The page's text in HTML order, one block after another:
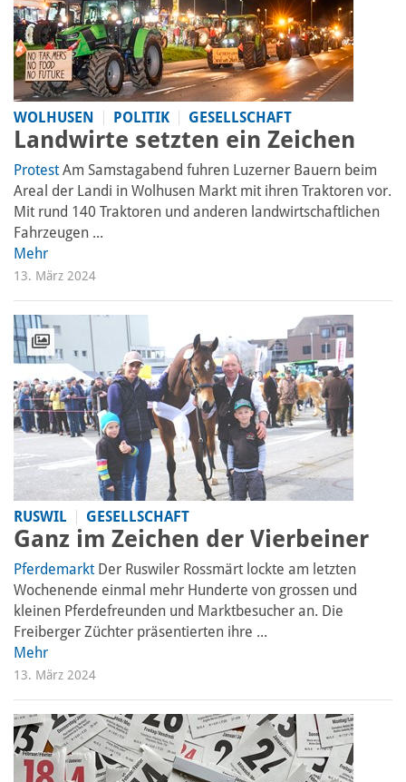
WOLHUSEN POLITIK GESELLSCHAFT
Landwirte setzten ein Zeichen
ProtestAm Samstagabend fuhren Luzerner Bauern beim
Areal der Landi in Wolhusen Markt mit ihren Traktoren vor.
Mit rund 140 Traktoren und anderen landwirtschaftlichen
Fahrzeugen ...
Mehr
13. März 2024
RUSWIL GESELLSCHAFT
Ganz im Zeichen der Vierbeiner
Pferdemarkt Der Ruswiler Rossmärt lockte am letzten
Wochenende einmal mehr Hunderte von grossen und
kleinen Pferdefreunden und Marktbesucher an. Die
Freiberger Züchter präsentierten ihre ...
Mehr
13. März 2024